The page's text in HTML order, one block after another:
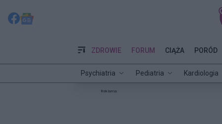
ZDROWIE
Psychiatria Pediatria Kardiologia
FORUM CIĄŻA PORÓD
Reklama: